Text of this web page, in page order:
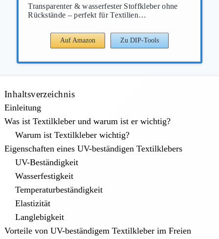
Transparenter & wasserfester Stoffkleber ohne
Rückstände – perfekt für Textilien…
Auf Amazon Zu DIP-Tools
Inhaltsverzeichnis
Einleitung
Was ist Textilkleber und warum ist er wichtig?
Warum ist Textilkleber wichtig?
Eigenschaften eines UV-beständigen Textilklebers
UV-Beständigkeit
Wasserfestigkeit
Temperaturbeständigkeit
Elastizität
Langlebigkeit
Vorteile von UV-beständigem Textilkleber im Freien